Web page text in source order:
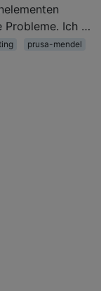
Probleme. Ich …
prusa-mendel